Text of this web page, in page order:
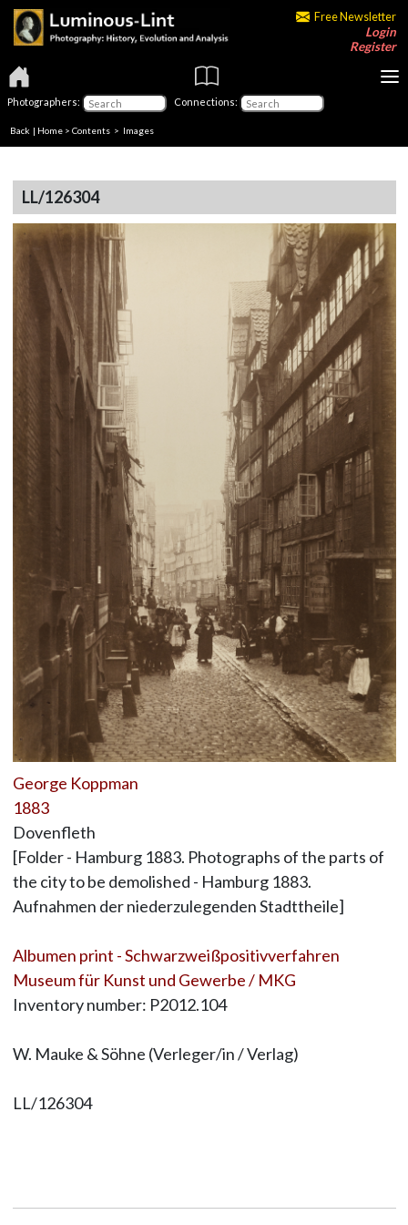
Free Newsletter
Login
Register
Photographers: Connections:
Back | Home > Contents > Images
LL/126304
George Koppman
1883
Dovenfleth
[Folder - Hamburg 1883. Photographs of the parts of
the city to be demolished - Hamburg 1883.
Aufnahmen der niederzulegenden Stadttheile]
Albumen print - Schwarzweißpositivverfahren
Museum für Kunst und Gewerbe / MKG
Inventory number: P2012.104
W. Mauke & Söhne (Verleger/in / Verlag)
LL/126304